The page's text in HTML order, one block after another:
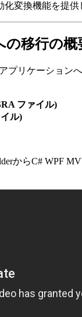
化変換機能を提
の移行の概
プリケーション
ファイル)
ル)
からC# WPF